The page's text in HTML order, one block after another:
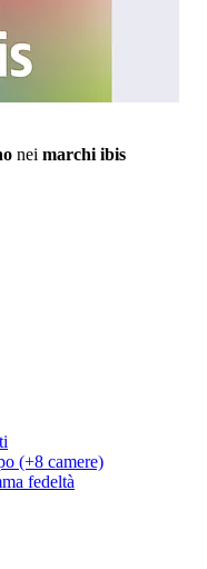
nei marchi ibis
(+8 camere)
fedeltà